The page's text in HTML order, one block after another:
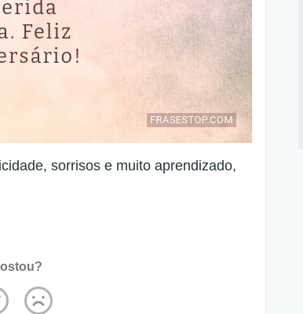
sorrisos e muito aprendizado,